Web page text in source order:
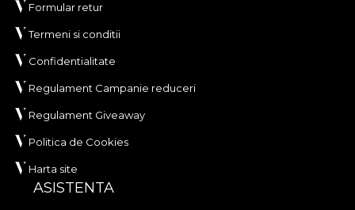
Formular retur
Termeni si conditii
Confidentialitate
Regulament Campanie reduceri
Regulament Giveaway
Politica de Cookies
Harta site
ASISTENTA